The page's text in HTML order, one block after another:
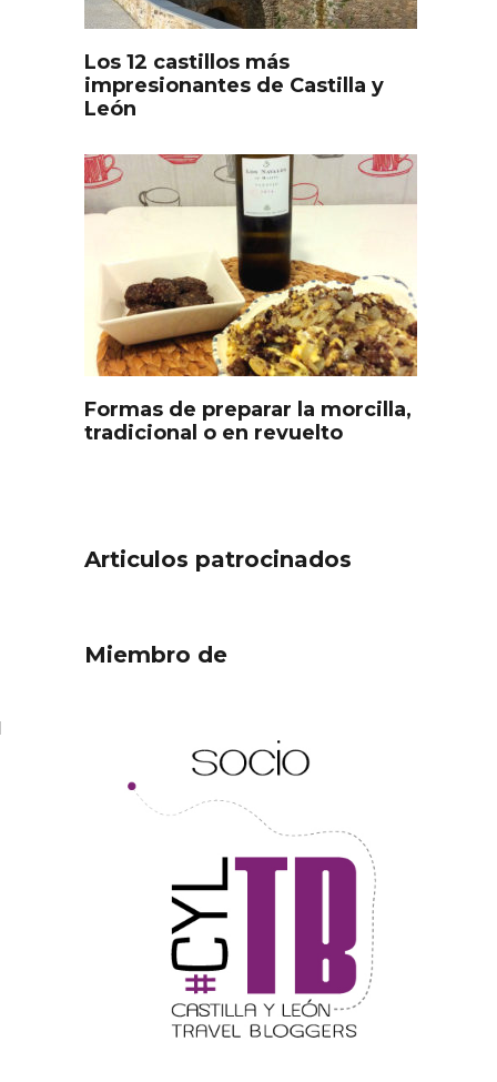
Los 12 castillos más
impresionantes de Castilla y
León
Formas de preparar la morcilla,
tradicional o en revuelto
Articulos patrocinados
Miembro de
Disfrutar de la Semana
Santa en Rueda en 2026
Cigales inaugura la
musealización de los arcos
de la Iglesia de Santiago
Apóstol